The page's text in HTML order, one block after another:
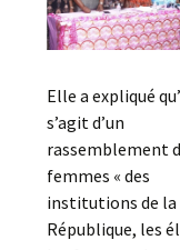
Elle a expliqué
s’agit d’un
rassemblement
femmes « des
institutions de la
République, les